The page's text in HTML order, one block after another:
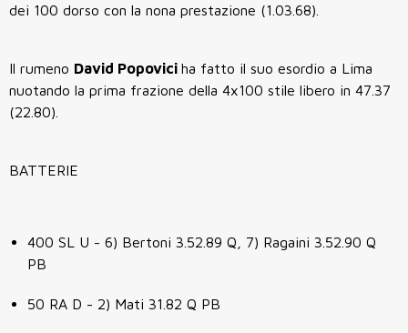
dei 100 dorso con la nona prestazione (1.03.68).
Il rumeno David Popovici ha fatto il suo esordio a Lima
nuotando la prima frazione della 4x100 stile libero in 47.37
(22.80).
BATTERIE
400 SL U - 6) Bertoni 3.52.89 Q, 7) Ragaini 3.52.90 Q
PB
50 RA D - 2) Mati 31.82 Q PB